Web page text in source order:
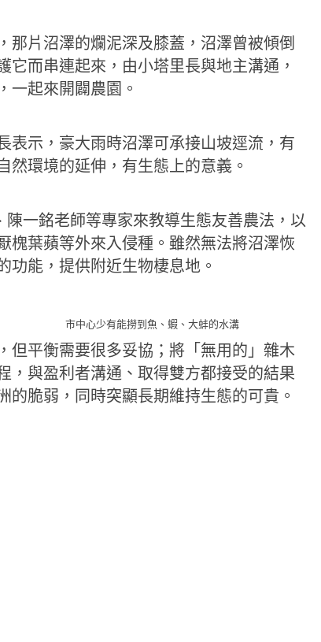
那片沼澤的爛泥深及膝蓋，沼澤曾被傾倒
而串連起來，由小塔里長與地主溝通，
一起來開闢農園。
表示，豪大雨時沼澤可承接山坡逕流，有
然環境的延伸，有生態上的意義。
一銘老師等專家來教導生態友善農法，以
槐葉蘋等外來入侵種。雖然無法將沼澤恢
功能，提供附近生物棲息地。
市中心少有能撈到魚、蝦、大蚌的水溝
但平衡需要很多妥協；將「無用的」雜木
，與盈利者溝通、取得雙方都接受的結果
脆弱，同時突顯長期維持生態的可貴。